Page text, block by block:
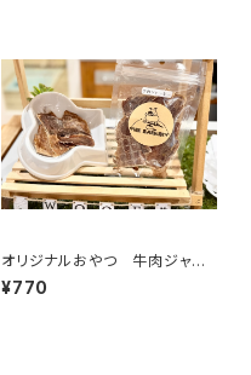
オリジナルおやつ 牛肉ジャー
キー 8621001929
¥770